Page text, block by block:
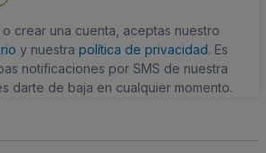
crear una cuenta, aceptas nuestro
y nuestra política de privacidad. Es
notificaciones por SMS de nuestra
darte de baja en cualquier momento.